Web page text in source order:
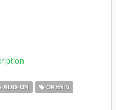
ADD-ON OPENIV